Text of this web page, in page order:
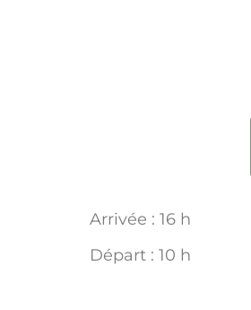
Arrivée : 16 h
Départ : 10 h